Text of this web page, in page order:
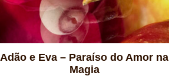
Adão e Eva – Paraíso do Amor na
Magia